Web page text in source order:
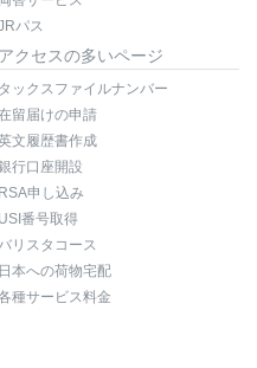
パス
アクセスの多いページ
タックスファイルナンバー
留届けの申請
文履歴書作成
行口座開設
RSA申し込み
USI番号取得
バリスタコース
日本への荷物宅配
種サービス料金